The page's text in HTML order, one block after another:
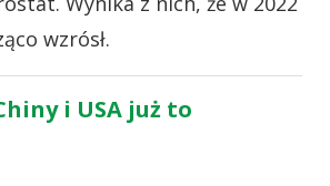
wzrósł.
i USA już to